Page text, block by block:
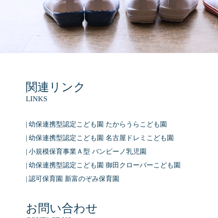
関連リンク
LINKS
幼保連携型認定こども園 たからうらこども園
幼保連携型認定こども園 名古屋ドレミこども園
小規模保育事業Ａ型 バンビーノ乳児園
幼保連携型認定こども園 御田クローバーこども園
認可保育園 新富のぞみ保育園
お問い合わせ